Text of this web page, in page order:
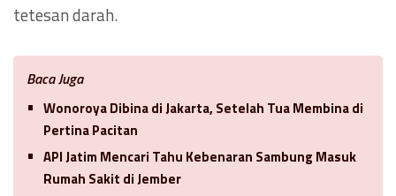
tetesan darah.
Baca Juga
Wonoroya Dibina di Jakarta, Setelah Tua Membina di
Pertina Pacitan
API Jatim Mencari Tahu Kebenaran Sambung Masuk
Rumah Sakit di Jember